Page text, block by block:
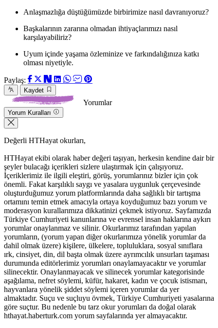
Anlaşmazlığa düştüğümüzde birbirimize nasıl davranıyoruz?
Başkalarının zararına olmadan ihtiyaçlarımızı nasıl
karşılayabiliriz?
Uyum içinde yaşama özleminize ve farkındalığınıza katkı
olması niyetiyle.
Paylaş:
Kaydet
Yorumlar
Yorum Kuralları
Değerli HTHayat okurları,
HTHayat ekibi olarak haber değeri taşıyan, herkesin kendine dair bir
şeyler bulacağı içerikleri sizlere ulaştırmak için çalışıyoruz.
İçeriklerimiz ile ilgili eleştiri, görüş, yorumlarınız bizler için çok
önemli. Fakat karşılıklı saygı ve yasalara uygunluk çerçevesinde
oluşturduğumuz yorum platformlarında daha sağlıklı bir tartışma
ortamını temin etmek amacıyla ortaya koyduğumuz bazı yorum ve
moderasyon kurallarımıza dikkatinizi çekmek istiyoruz. Sayfamızda
Türkiye Cumhuriyeti kanunlarına ve evrensel insan haklarına aykırı
yorumlar onaylanmaz ve silinir. Okurlarımız tarafından yapılan
yorumların, (yorum yapan diğer okurlarımıza yönelik yorumlar da
dahil olmak üzere) kişilere, ülkelere, topluluklara, sosyal sınıflara
ırk, cinsiyet, din, dil başta olmak üzere ayrımcılık unsurları taşıması
durumunda editörlerimiz yorumları onaylamayacaktır ve yorumlar
silinecektir. Onaylanmayacak ve silinecek yorumlar kategorisinde
aşağılama, nefret söylemi, küfür, hakaret, kadın ve çocuk istismarı,
hayvanlara yönelik şiddet söylemi içeren yorumlar da yer
almaktadır. Suçu ve suçluyu övmek, Türkiye Cumhuriyeti yasalarına
göre suçtur. Bu nedenle bu tarz okur yorumları da doğal olarak
hthayat.haberturk.com yorum sayfalarında yer almayacaktır.